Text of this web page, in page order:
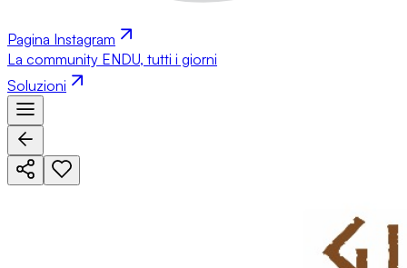
Pagina Instagram
La community ENDU, tutti i giorni
Soluzioni